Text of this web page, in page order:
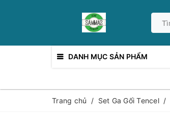
DANH MỤC SẢN PHẨM
Trang chủ / Set Ga Gối Tencel /